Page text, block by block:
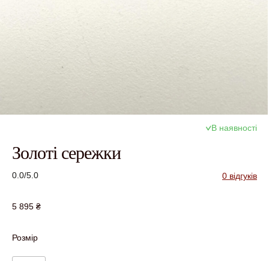
В наявності
Золоті сережки
0.0/5.0 0 відгуків
5 895 ₴
Розмір